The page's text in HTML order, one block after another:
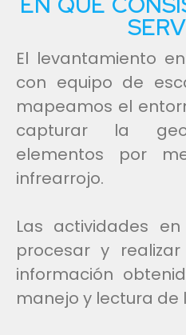
El levantamiento
con equipo de
mapeamos el
capturar la
elementos por
infrearrojo.
Las actividades
procesar y
información
manejo y lectura de